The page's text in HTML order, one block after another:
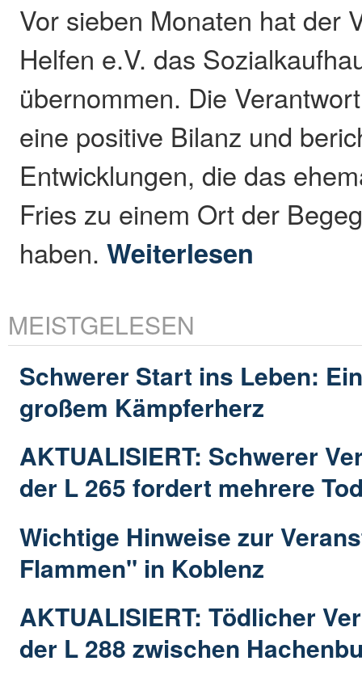
Vor sieben Monaten hat der
Helfen e.V. das
übernommen. Die
eine positive Bilanz und
Entwicklungen, die das
Fries zu einem Ort der
haben.Weiterlesen
MEISTGELESEN
Schwerer Start ins Leben:
großem Kämpferherz
AKTUALISIERT: Schwerer
der L 265 fordert mehrere
Wichtige Hinweise zur
Flammen" in Koblenz
AKTUALISIERT: Tödlicher
der L 288 zwischen